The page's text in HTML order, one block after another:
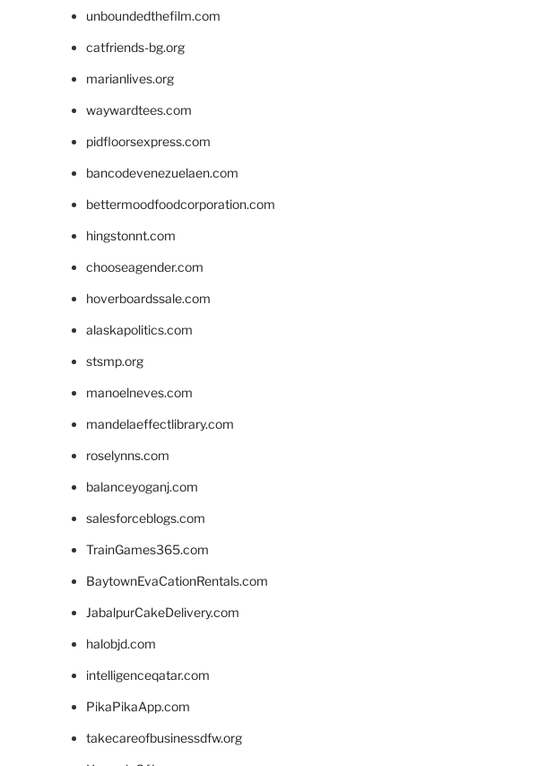
unboundedthefilm.com
catfriends-bg.org
marianlives.org
waywardtees.com
pidfloorsexpress.com
bancodevenezuelaen.com
bettermoodfoodcorporation.com
hingstonnt.com
chooseagender.com
hoverboardssale.com
alaskapolitics.com
stsmp.org
manoelneves.com
mandelaeffectlibrary.com
roselynns.com
balanceyoganj.com
salesforceblogs.com
TrainGames365.com
BaytownEvaCationRentals.com
JabalpurCakeDelivery.com
halobjd.com
intelligenceqatar.com
PikaPikaApp.com
takecareofbusinessdfw.org